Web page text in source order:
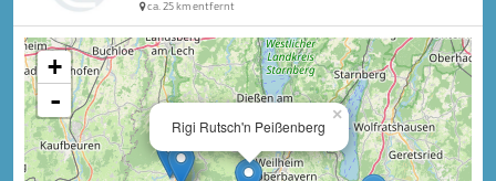
ca. 25 km entfernt
×
Rigi Rutsch'n Peißenberg
+
-